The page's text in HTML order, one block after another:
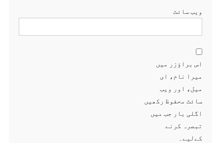
ویب‌ سائٹ
اس براؤزر میں
میرا نام، ای
میل، اور ویب
سائٹ محفوظ رکھیں
اگلی بار جب میں
تبصرہ کرنے
کےلیے۔